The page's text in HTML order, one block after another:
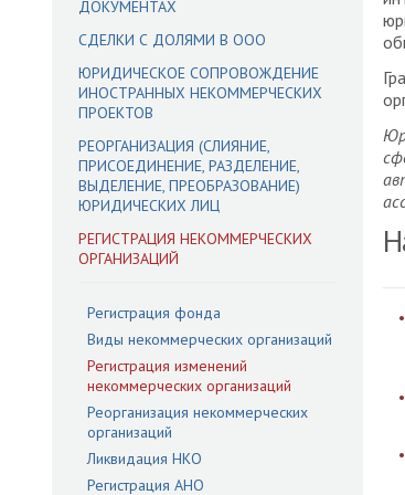
ДОКУМЕНТАХ
СДЕЛКИ С ДОЛЯМИ В ООО
ЮРИДИЧЕСКОЕ СОПРОВОЖДЕНИЕ
ИНОСТРАННЫХ НЕКОММЕРЧЕСКИХ
ПРОЕКТОВ
РЕОРГАНИЗАЦИЯ (СЛИЯНИЕ,
ПРИСОЕДИНЕНИЕ, РАЗДЕЛЕНИЕ,
ВЫДЕЛЕНИЕ, ПРЕОБРАЗОВАНИЕ)
ЮРИДИЧЕСКИХ ЛИЦ
РЕГИСТРАЦИЯ НЕКОММЕРЧЕСКИХ
ОРГАНИЗАЦИЙ
Регистрация фонда
Виды некоммерческих организаций
Регистрация изменений
некоммерческих организаций
Реорганизация некоммерческих
организаций
Ликвидация НКО
Регистрация АНО